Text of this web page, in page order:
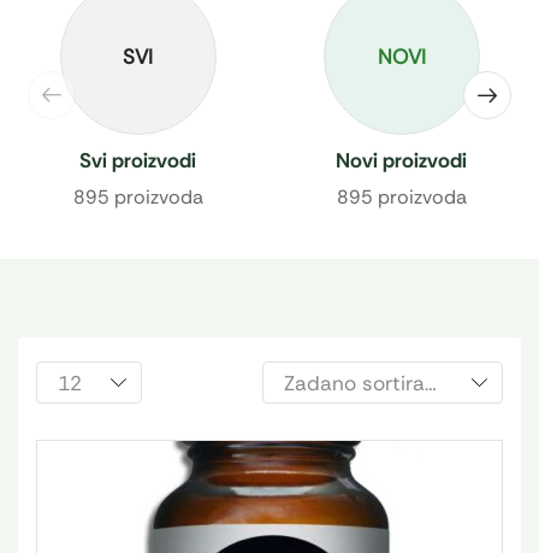
SVI
Svi proizvodi
895 proizvoda
NOVI
Novi proizvodi
895 proizvoda